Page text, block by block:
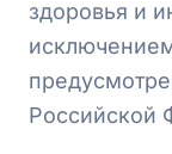
здоровья и
Российской